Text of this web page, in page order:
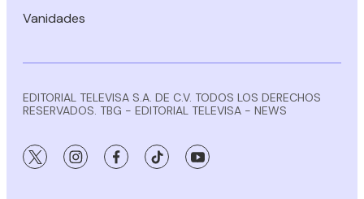
Vanidades
EDITORIAL TELEVISA S.A. DE C.V. TODOS LOS DERECHOS
RESERVADOS. TBG - EDITORIAL TELEVISA - NEWS
twitter instagramfacebooktiktok youtube